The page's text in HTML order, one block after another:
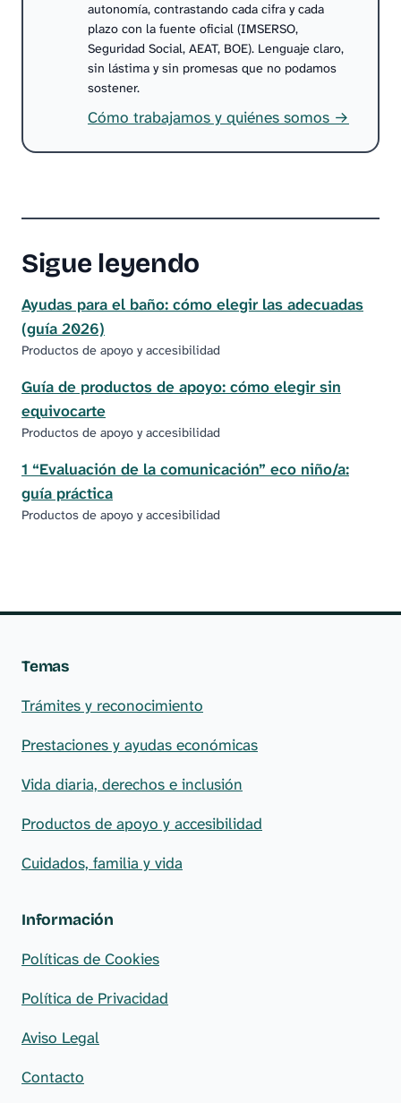
autonomía, contrastando cada cifra y cada
plazo con la fuente oficial (IMSERSO,
Seguridad Social, AEAT, BOE). Lenguaje claro,
sin lástima y sin promesas que no podamos
sostener.
Cómo trabajamos y quiénes somos →
Sigue leyendo
Ayudas para el baño: cómo elegir las adecuadas
(guía 2026)
Productos de apoyo y accesibilidad
Guía de productos de apoyo: cómo elegir sin
equivocarte
Productos de apoyo y accesibilidad
1 “Evaluación de la comunicación” eco niño/a:
guía práctica
Productos de apoyo y accesibilidad
Temas
Trámites y reconocimiento
Prestaciones y ayudas económicas
Vida diaria, derechos e inclusión
Productos de apoyo y accesibilidad
Cuidados, familia y vida
Información
Políticas de Cookies
Política de Privacidad
Aviso Legal
Contacto